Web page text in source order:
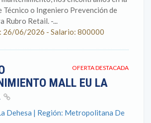
Técnico o Ingeniero Prevención de
Rubro Retail. -...
26/06/2026 - Salario: 800000
OFERTA DESTACADA
MALL EU LA
Dehesa | Región: Metropolitana De